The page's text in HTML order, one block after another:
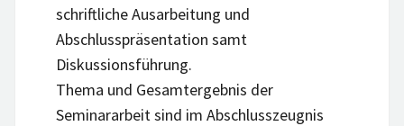
schriftliche Ausarbeitung und
Abschlusspräsentation samt
Diskussionsführung.
Thema und Gesamtergebnis der
Seminararbeit sind im Abschlusszeugnis